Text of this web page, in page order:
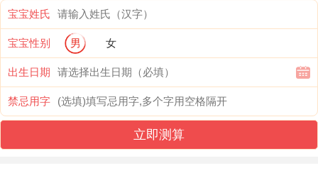
12月8日（农历十一月初一。星期二）:农历
新月之日，代表新的开始与希望！此日开荤,
寓意宝宝开启人生新阶段，充斥无限可能跟
生机.
具体冲煞信息需查阅当日黄历确认？!
宝宝姓氏
宝宝性别 男 女
出生日期
禁忌用字
立即测算